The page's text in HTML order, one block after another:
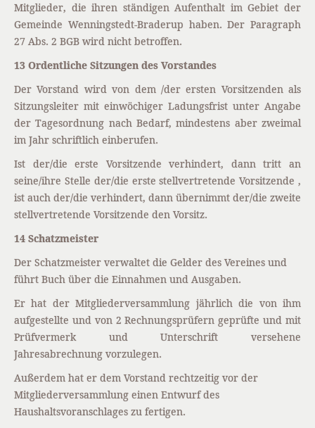
Mitglieder, die ihren ständigen Aufenthalt im Gebiet der
Gemeinde Wenningstedt-Braderup haben. Der Paragraph
27 Abs. 2 BGB wird nicht betroffen.
13 Ordentliche Sitzungen des Vorstandes
Der Vorstand wird von dem /der ersten Vorsitzenden als
Sitzungsleiter mit einwöchiger Ladungsfrist unter Angabe
der Tagesordnung nach Bedarf, mindestens aber zweimal
im Jahr schriftlich einberufen.
Ist der/die erste Vorsitzende verhindert, dann tritt an
seine/ihre Stelle der/die erste stellvertretende Vorsitzende ,
ist auch der/die verhindert, dann übernimmt der/die zweite
stellvertretende Vorsitzende den Vorsitz.
14 Schatzmeister
Der Schatzmeister verwaltet die Gelder des Vereines und
führt Buch über die Einnahmen und Ausgaben.
Er hat der Mitgliederversammlung jährlich die von ihm
aufgestellte und von 2 Rechnungsprüfern geprüfte und mit
Prüfvermerk und Unterschrift versehene
Jahresabrechnung vorzulegen.
Außerdem hat er dem Vorstand rechtzeitig vor der
Mitgliederversammlung einen Entwurf des
Haushaltsvoranschlages zu fertigen.